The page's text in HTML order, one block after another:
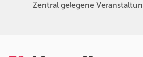
Zentral gelegene